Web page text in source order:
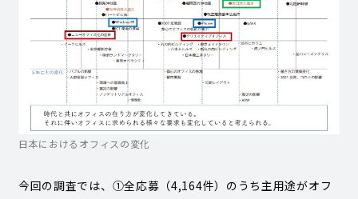
日本におけるオフィスの変化
今回の調査では、①全応募（4,164件）のうち主用途がオフ